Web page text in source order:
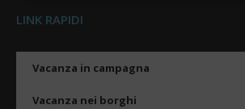
LINK RAPIDI
Vacanza in campagna
Vacanza nei borghi